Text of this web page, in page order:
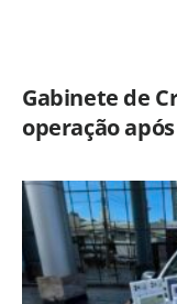
Gabinete de
operação